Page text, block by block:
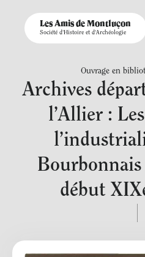
Les Amis de Montluçon
Société d'Histoire et d'Archéologie
Ouvrage en
Archives
l’Allier :
début